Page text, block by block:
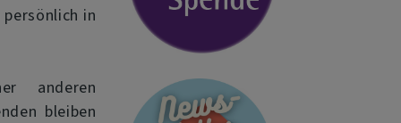
in
anderen
bleiben